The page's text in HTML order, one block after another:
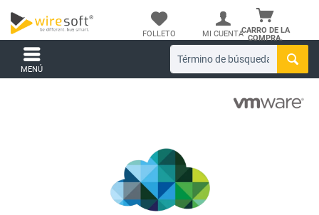
CARRO DE LA
COMPRA.
FOLLETO MI CUENTA
MENÚ